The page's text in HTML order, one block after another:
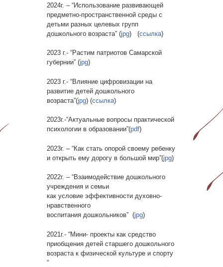
2024г. – “Использование развивающей
предметно-пространственной среды с
детьми разных целевых групп
дошкольного возраста” (jpg) (ссылка)
2023 г.- “Растим патриотов Самарской
губернии” (jpg)
2023 г.- “Влияние цифровизации на
развитие детей дошкольного
возраста”(jpg) (ссылка)
2023г.-“Актуальные вопросы практической
психологии в образовании”(pdf)
2023г. – “Как стать опорой своему ребенку
и открыть ему дорогу в большой мир”(jpg)
2022г. – “Взаимодействие дошкольного
учреждения и семьи
как условие эффективности духовно-
нравственного
воспитания дошкольников” (jpg)
2021г.- “Мини- проекты как средство
приобщения детей старшего дошкольного
возраста к физической культуре и спорту
”